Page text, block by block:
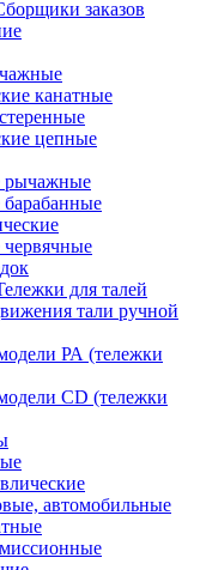
заказов
канатные
цепные
рычажные
для талей
тали ручной
РА (тележки
CD (тележки
автомобильные